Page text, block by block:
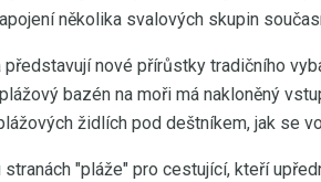
několika svalových skupin
představují nové přírůstky tradičního
bazén na moři má nakloněný
židlích pod deštníkem, jak se
stranách "pláže" pro cestující, kteří